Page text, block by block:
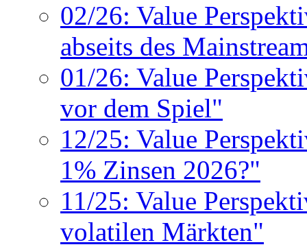
02/26: Value
abseits des
01/26: Value
vor dem Spiel"
12/25: Value
1% Zinsen 2026?"
11/25: Value
volatilen Märkten"